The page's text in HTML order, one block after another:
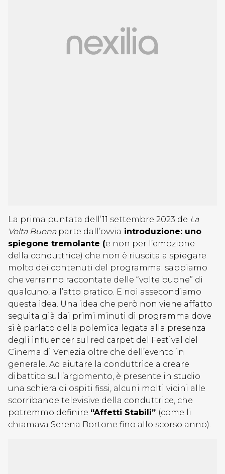
La prima puntata dell’11 settembre 2023 de La
Volta Buona parte dall’ovvia introduzione: uno
spiegone tremolante (e non per l’emozione
della conduttrice) che non è riuscita a spiegare
molto dei contenuti del programma: sappiamo
che verranno raccontate delle “volte buone” di
qualcuno, all’atto pratico. E noi assecondiamo
questa idea. Una idea che però non viene affatto
seguita già dai primi minuti di programma dove
si è parlato della polemica legata alla presenza
degli influencer sul red carpet del Festival del
Cinema di Venezia oltre che dell’evento in
generale. Ad aiutare la conduttrice a creare
dibattito sull’argomento, è presente in studio
una schiera di ospiti fissi, alcuni molti vicini alle
scorribande televisive della conduttrice, che
potremmo definire “Affetti Stabili” (come li
chiamava Serena Bortone fino allo scorso anno).